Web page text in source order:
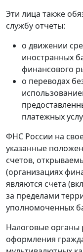
Эти лица также
службу отчеты:
о движении
иностранных
финансового
о переводах
платежных
ФНС России на
указанные
счетов,
(организациях
являются счета
за пределами
уполномоченных
Налоговые органы
оформления